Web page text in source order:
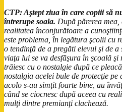
CTP:Aştept ziua în care copiii să
întrerupe soala. După părerea
realitatea înconjurătoare a
este problema, în legătura şcolii cu
o tendinţă de a pregăti elevul şi de
viaţa lui se va desfăşura în şcoală
trăiesc cu o nostalgie după ce
nostalgia acelei bule de protecţie pe
acolo s-au simţit foarte bine, au
când se ciocnesc după aceea cu
mulţi dintre premianţi clachează.